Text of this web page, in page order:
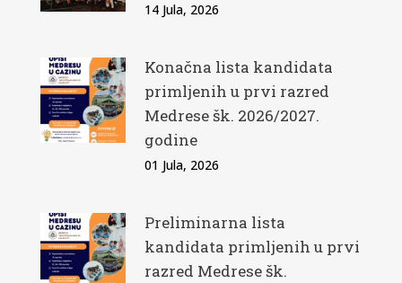
14 Jula, 2026
Konačna lista kandidata
primljenih u prvi razred
Medrese šk. 2026/2027.
godine
01 Jula, 2026
Preliminarna lista
kandidata primljenih u prvi
razred Medrese šk.